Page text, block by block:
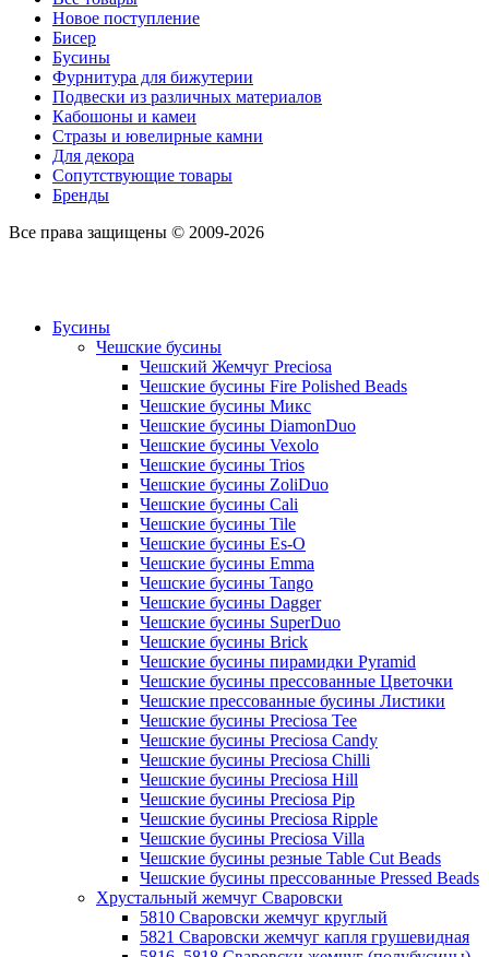
Новое поступление
Бисер
Бусины
Фурнитура для бижутерии
Подвески из различных материалов
Кабошоны и камеи
Стразы и ювелирные камни
Для декора
Сопутствующие товары
Бренды
Все права защищены © 2009-2026
Бусины
Чешские бусины
Чешский Жемчуг Preciosa
Чешские бусины Fire Polished Beads
Чешские бусины Микс
Чешские бусины DiamonDuo
Чешские бусины Vexolo
Чешские бусины Trios
Чешские бусины ZoliDuo
Чешские бусины Cali
Чешские бусины Tile
Чешские бусины Es-O
Чешские бусины Emma
Чешские бусины Tango
Чешские бусины Dagger
Чешские бусины SuperDuo
Чешские бусины Brick
Чешские бусины пирамидки Pyramid
Чешские бусины прессованные Цветочки
Чешские прессованные бусины Листики
Чешские бусины Preciosa Tee
Чешские бусины Preciosa Candy
Чешские бусины Preciosa Chilli
Чешские бусины Preciosa Hill
Чешские бусины Preciosa Pip
Чешские бусины Preciosa Ripple
Чешские бусины Preciosa Villa
Чешские бусины резные Table Cut Beads
Чешские бусины прессованные Pressed Beads
Хрустальный жемчуг Сваровски
5810 Сваровски жемчуг круглый
5821 Сваровски жемчуг капля грушевидная